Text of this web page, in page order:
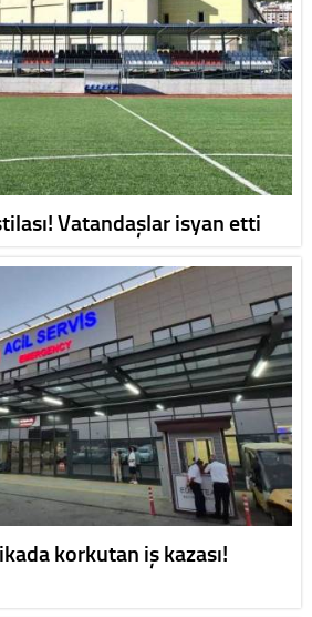
Vatandaşlar isyan etti
korkutan iş kazası!